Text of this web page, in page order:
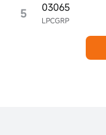
5 LPCGRP
03065